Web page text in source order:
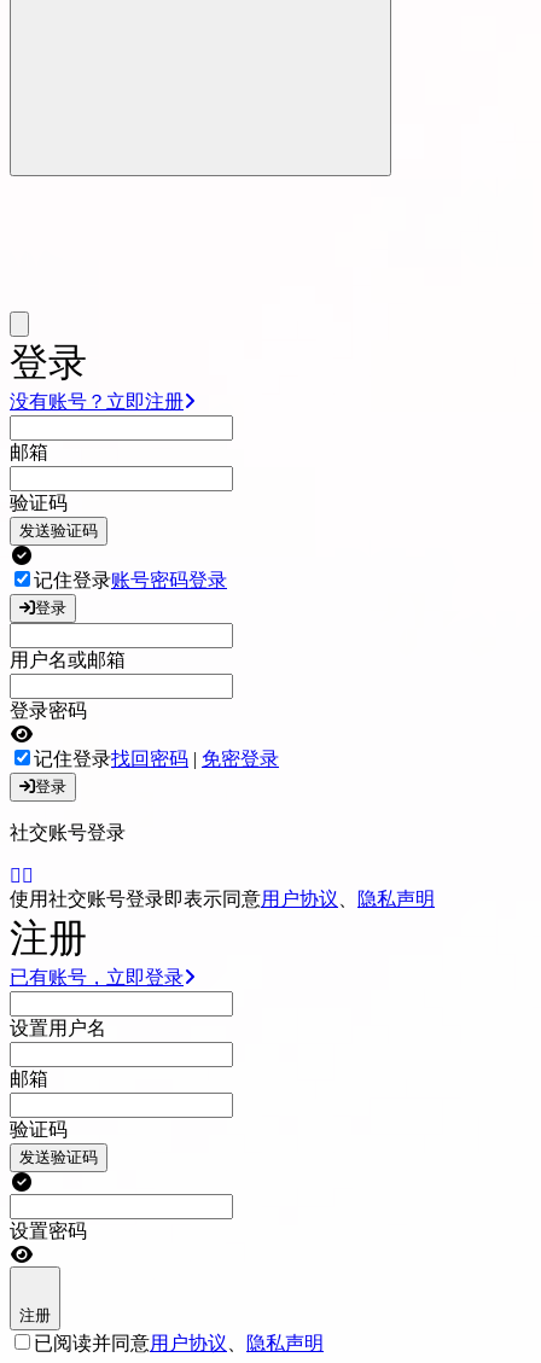
登录
没有账号？立即注册
邮箱
验证码
发送验证码
记住登录账号密码登录
登录
用户名或邮箱
登录密码
记住登录找回密码 | 免密登录
登录
社交账号登录
使用社交账号登录即表示同意用户协议 隐私声明
注册
已有账号，立即登录
设置用户名
邮箱
验证码
发送验证码
设置密码
注册
已阅读并同意用户协议 隐私声明